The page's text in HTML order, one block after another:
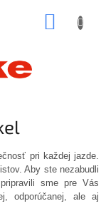
pri každej jazde.
Aby ste nezabudli
sme pre Vás
odporúčanej, ale aj